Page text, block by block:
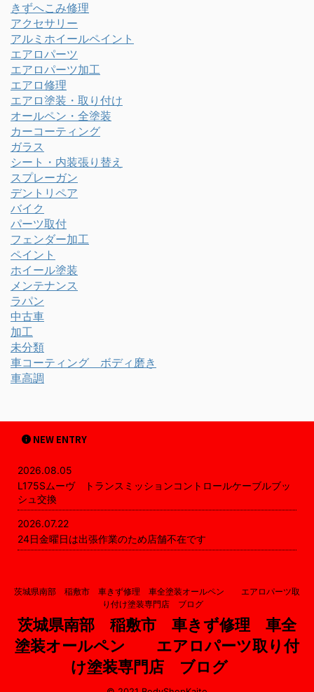
きずへこみ修理
アクセサリー
アルミホイールペイント
エアロパーツ
エアロパーツ加工
エアロ修理
エアロ塗装・取り付け
オールペン・全塗装
カーコーティング
ガラス
シート・内装張り替え
スプレーガン
デントリペア
バイク
パーツ取付
フェンダー加工
ペイント
ホイール塗装
メンテナンス
ラパン
中古車
加工
未分類
車コーティング ボディ磨き
車高調
NEW ENTRY
2026.08.05
L175Sムーヴ トランスミッションコントロールケーブルブッ
シュ交換
2026.07.22
24日金曜日は出張作業のため店舗不在です
茨城県南部 稲敷市 車きず修理 車全塗装オールペン エアロパーツ取
り付け塗装専門店 ブログ
茨城県南部 稲敷市 車きず修理 車全
塗装オールペン エアロパーツ取り付
け塗装専門店 ブログ